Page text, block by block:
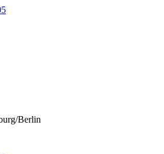
Berlin